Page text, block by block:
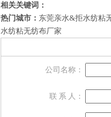
相关关键词：
热门城市： 东莞亲水&拒水纺粘
水纺粘无纺布厂家
公司名称：
联 系 人：